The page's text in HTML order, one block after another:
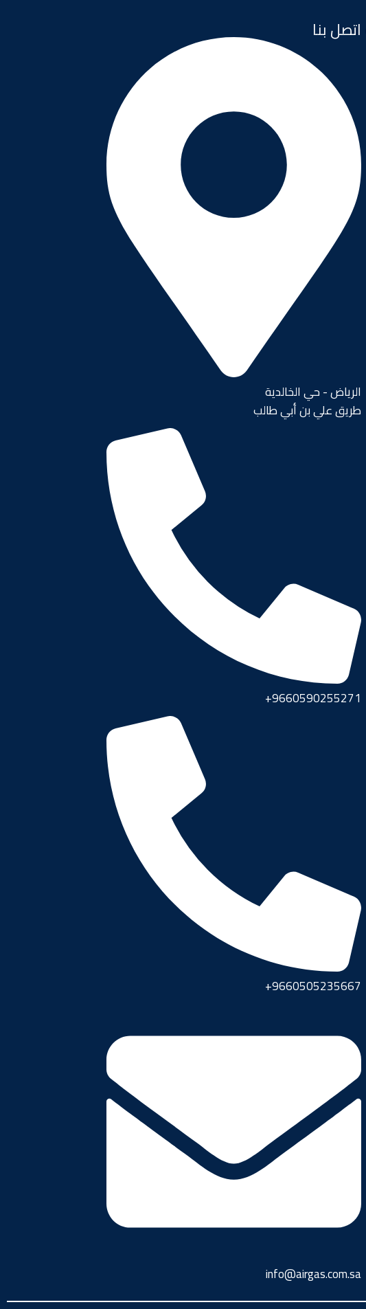
اتصل بنا
الرياض - حي الخالدية
طريق علي بن أبي طالب
9660590255271+
9660505235667+
info@airgas.com.sa